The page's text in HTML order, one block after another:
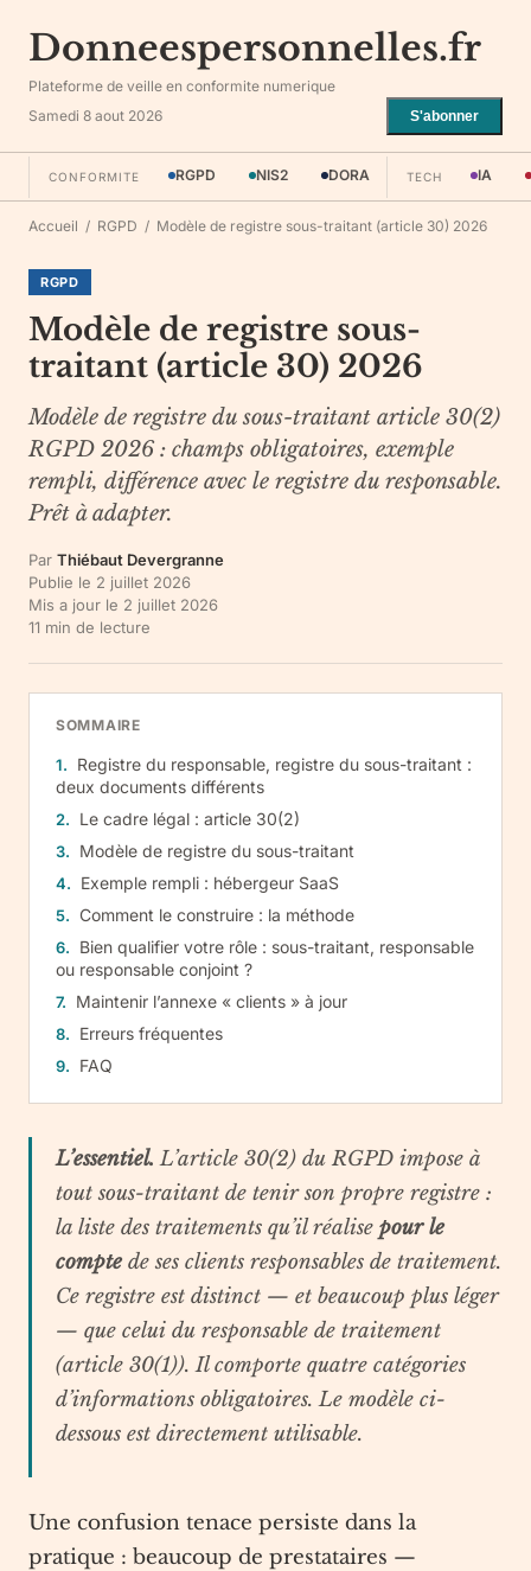
Donneespersonnelles.fr
Plateforme de veille en conformite numerique
Samedi 8 aout 2026
S'abonner
CONFORMITE RGPD NIS2 DORA TECH IA
Accueil / RGPD / Modèle de registre sous-traitant (article 30) 2026
RGPD
Modèle de registre sous-
traitant (article 30) 2026
Modèle de registre du sous-traitant article 30(2)
RGPD 2026 : champs obligatoires, exemple
rempli, différence avec le registre du responsable.
Prêt à adapter.
Par Thiébaut Devergranne
Publie le 2 juillet 2026
Mis a jour le 2 juillet 2026
11 min de lecture
SOMMAIRE
Registre du responsable, registre du sous-traitant :
deux documents différents
Le cadre légal : article 30(2)
Modèle de registre du sous-traitant
Exemple rempli : hébergeur SaaS
Comment le construire : la méthode
Bien qualifier votre rôle : sous-traitant, responsable
ou responsable conjoint ?
Maintenir l’annexe « clients » à jour
Erreurs fréquentes
FAQ
L’essentiel. L’article 30(2) du RGPD impose à
tout sous-traitant de tenir son propre registre :
la liste des traitements qu’il réalise pour le
compte de ses clients responsables de traitement.
Ce registre est distinct — et beaucoup plus léger
— que celui du responsable de traitement
(article 30(1)). Il comporte quatre catégories
d’informations obligatoires. Le modèle ci-
dessous est directement utilisable.
Une confusion tenace persiste dans la
pratique : beaucoup de prestataires —